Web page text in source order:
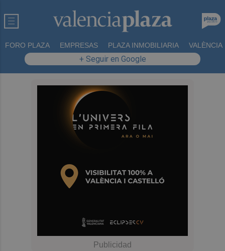
FORO PLAZA EMPRESAS PLAZA INMOBILIARIA VALÈNCIA
+ Seguir en Google